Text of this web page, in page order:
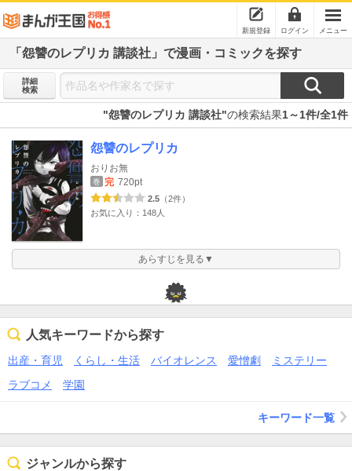
新規登録 ログイン メニュー
「怨讐のレプリカ 講談社」で漫画・コミックを探す
詳細
検索
"怨讐のレプリカ 講談社"の検索結果1～1件/全1件
怨讐のレプリカ
おりお無
巻 完 720pt
2.5 （2件）
お気に入り：148人
あらすじを見る▼
人気キーワードから探す
出産・育児 くらし・生活 バイオレンス 愛憎劇
ミステリー
ラブコメ
学園
キーワード一覧
ジャンルから探す